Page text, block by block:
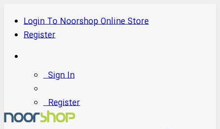
LoginToNoorshop Online Store
Register
Sign In
Register